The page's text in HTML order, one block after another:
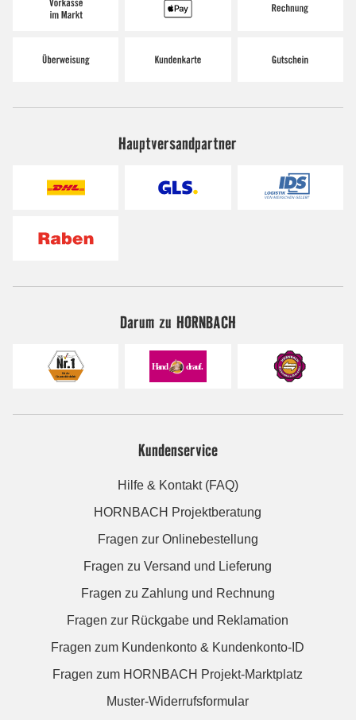
Hauptversandpartner
Darum zu HORNBACH
Kundenservice
Hilfe & Kontakt (FAQ)
HORNBACH Projektberatung
Fragen zur Onlinebestellung
Fragen zu Versand und Lieferung
Fragen zu Zahlung und Rechnung
Fragen zur Rückgabe und Reklamation
Fragen zum Kundenkonto & Kundenkonto-ID
Fragen zum HORNBACH Projekt-Marktplatz
Muster-Widerrufsformular